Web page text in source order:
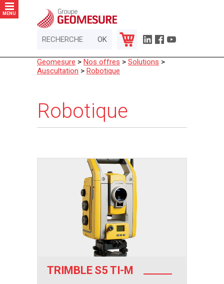
MENU
Geomesure > Nos offres > Solutions >
Auscultation > Robotique
Robotique
TRIMBLE S5 TI-M
Panneau de gestion des cookies